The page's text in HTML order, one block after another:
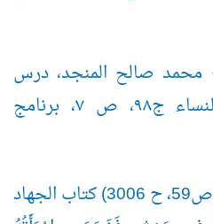
محمد صالح المنجد، درس
بعنوان الابتلاء بفتنة النساء ج٩٨، ص ٧، برنامج
[4] صحيح البخاري (ج4، ص59، ح 3006) كتاب الجهاد